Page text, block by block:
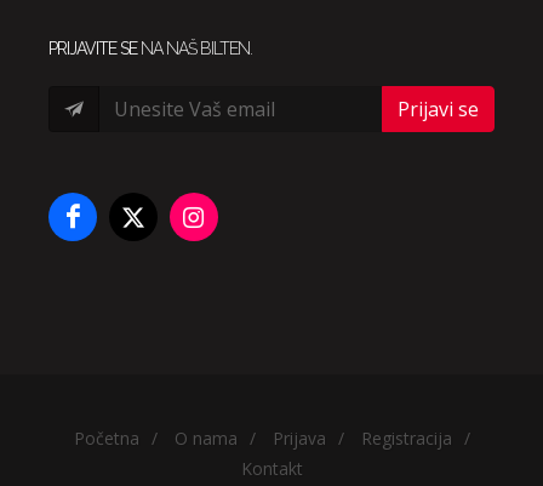
PRIJAVITE SENA NAŠ BILTEN.
Prijavi se
Početna / O nama / Prijava / Registracija /
Kontakt